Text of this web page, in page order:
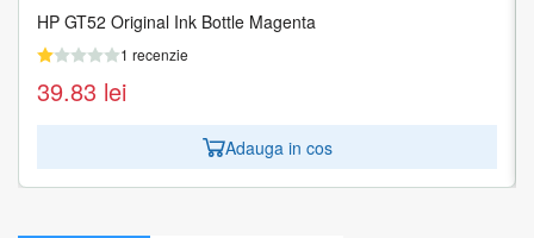
HP GT52 Original Ink Bottle Magenta
1 recenzie
39.83 lei
Adauga in cos
HP GT52 Original Ink Bottle Yellow
1 recenzie
39.83 lei
Adauga in cos